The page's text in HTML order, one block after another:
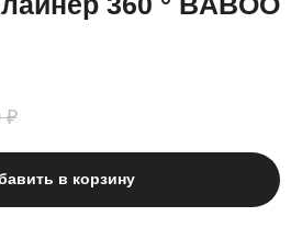
₽
в корзину